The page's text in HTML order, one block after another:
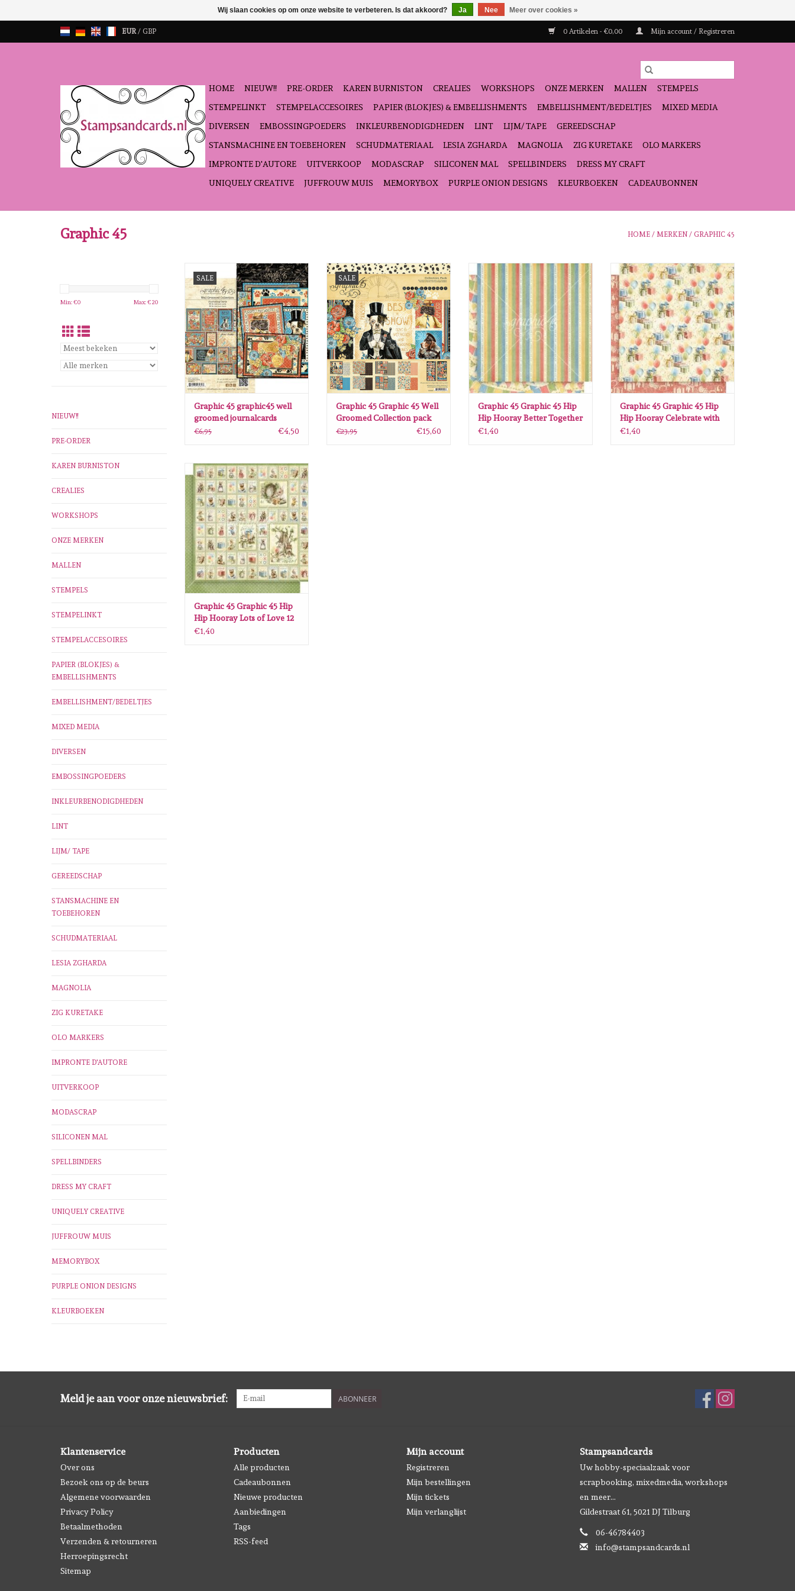
EUR/ GBP 0 Artikelen - €0,00 Mijn account / Registreren
HOME NIEUW!! PRE-ORDER KAREN BURNISTON CREALIES WORKSHOPS ONZE MERKEN MALLEN
STEMPELS
STEMPELINKT
STEMPELACCESOIRES PAPIER (BLOKJES) & EMBELLISHMENTS EMBELLISHMENT/BEDELTJES
MIXED MEDIA
DIVERSEN
EMBOSSINGPOEDERS INKLEURBENODIGDHEDEN LINT LIJM/ TAPE
GEREEDSCHAP
STANSMACHINE EN TOEBEHOREN
SCHUDMATERIAAL LESIA ZGHARDA MAGNOLIA ZIG KURETAKE
OLO MARKERS
IMPRONTE D'AUTORE
UITVERKOOP MODASCRAP SILICONEN MAL SPELLBINDERS
DRESS MY CRAFT
UNIQUELY CREATIVE
JUFFROUW MUIS MEMORYBOX PURPLE ONION DESIGNS KLEURBOEKEN CADEAUBONNEN
Graphic 45 HOME / MERKEN / GRAPHIC 45
Min: €0 Max: €20
NIEUW!!
PRE-ORDER
KAREN BURNISTON
CREALIES
WORKSHOPS
ONZE MERKEN
MALLEN
STEMPELS
STEMPELINKT
STEMPELACCESOIRES
PAPIER (BLOKJES) &
EMBELLISHMENTS
EMBELLISHMENT/BEDELTJES
MIXED MEDIA
DIVERSEN
EMBOSSINGPOEDERS
INKLEURBENODIGDHEDEN
LINT
LIJM/ TAPE
GEREEDSCHAP
STANSMACHINE EN
TOEBEHOREN
SCHUDMATERIAAL
LESIA ZGHARDA
MAGNOLIA
ZIG KURETAKE
OLO MARKERS
IMPRONTE D'AUTORE
UITVERKOOP
MODASCRAP
SILICONEN MAL
SPELLBINDERS
DRESS MY CRAFT
UNIQUELY CREATIVE
JUFFROUW MUIS
MEMORYBOX
PURPLE ONION DESIGNS
KLEURBOEKEN
SALE
Graphic 45 graphic45 well groomed
journalcards
TOEVOEGEN AAN WINKELWAGEN
Graphic 45 graphic45 well
groomed journalcards
€6,95 €4,50
SALE
Graphic 45 Graphic 45 Well
Groomed Collection pack 12'x 12'
TOEVOEGEN AAN WINKELWAGEN
Graphic 45 Graphic 45 Well
Groomed Collection pack
12'x 12'
€23,95 €15,60
Graphic 45 Graphic 45 Hip Hip
Hooray Better Together 12 x12
TOEVOEGEN AAN WINKELWAGEN
Graphic 45 Graphic 45 Hip
Hip Hooray Better Together
12 x12
€1,40
Graphic 45 Graphic 45 Hip Hip
Hooray Celebrate with me 12 x12
TOEVOEGEN AAN WINKELWAGEN
Graphic 45 Graphic 45 Hip
Hip Hooray Celebrate with
me 12 x12
€1,40
Graphic 45 Graphic 45 Hip Hip
Hooray Lots of Love 12 x12
TOEVOEGEN AAN WINKELWAGEN
Graphic 45 Graphic 45 Hip
Hip Hooray Lots of Love 12
x12
€1,40
Meld je aan voor onze nieuwsbrief: ABONNEER
Klantenservice
Over ons
Bezoek ons op de beurs
Algemene voorwaarden
Privacy Policy
Betaalmethoden
Verzenden & retourneren
Herroepingsrecht
Sitemap
Producten
Alle producten
Cadeaubonnen
Nieuwe producten
Aanbiedingen
Tags
RSS-feed
Mijn account
Registreren
Mijn bestellingen
Mijn tickets
Mijn verlanglijst
Stampsandcards
Uw hobby-speciaalzaak voor
scrapbooking, mixedmedia, workshops
en meer...
Gildestraat 61, 5021 DJ Tilburg
06-46784403
info@stampsandcards.nl
Wij slaan cookies op om onze website te verbeteren. Is dat akkoord? Ja Nee Meer over cookies »